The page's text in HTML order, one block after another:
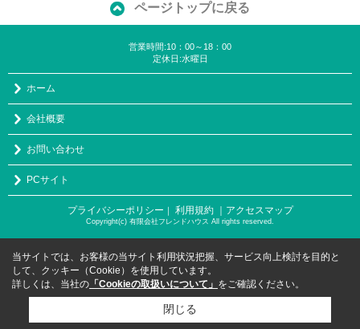
ページトップに戻る
営業時間:10：00～18：00
定休日:水曜日
ホーム
会社概要
お問い合わせ
PCサイト
プライバシーポリシー ｜ 利用規約 ｜アクセスマップ
Copyright(c) 有限会社フレンドハウス All rights reserved.
当サイトでは、お客様の当サイト利用状況把握、サービス向上検討を目的と
して、クッキー（Cookie）を使用しています。
詳しくは、当社の 「Cookieの取扱いについて」 をご確認ください。
閉じる